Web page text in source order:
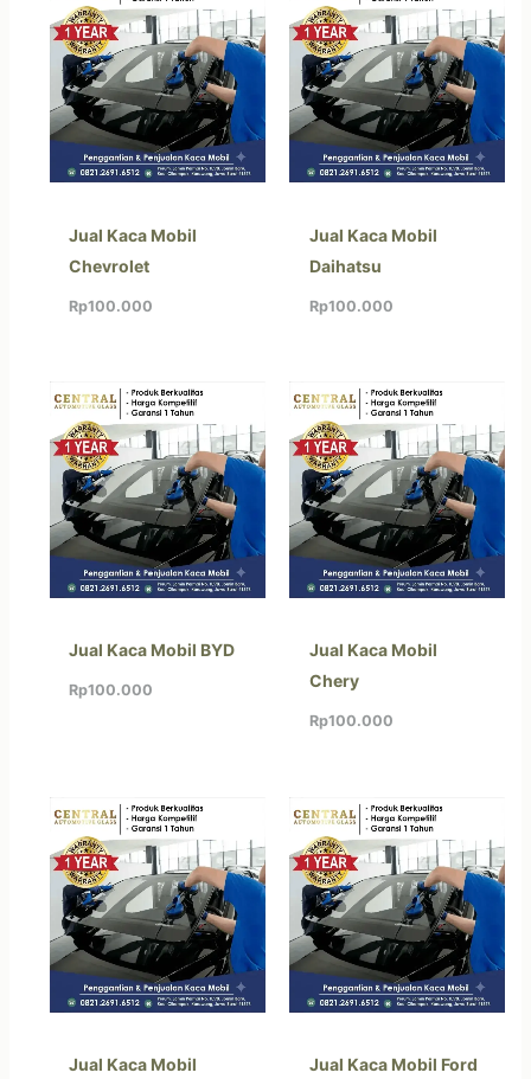
Jual Kaca Mobil
Chevrolet
Rp100.000
Jual Kaca Mobil
Daihatsu
Rp100.000
Jual Kaca Mobil BYD
Rp100.000
Jual Kaca Mobil
Chery
Rp100.000
Jual Kaca Mobil
Jual Kaca Mobil Ford